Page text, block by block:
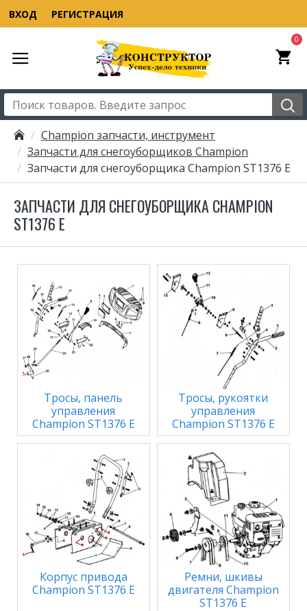
ВХОД РЕГИСТРАЦИЯ
0
Champion запчасти, инструмент
Запчасти для снегоуборщиков Champion
Запчасти для снегоуборщика Champion ST1376 E
ЗАПЧАСТИ ДЛЯ СНЕГОУБОРЩИКА CHAMPION
ST1376 E
Тросы, панель
управления
Champion ST1376 E
Тросы, рукоятки
управления
Champion ST1376 E
Корпус привода
Champion ST1376 E
Ремни, шкивы
двигателя Champion
ST1376 E